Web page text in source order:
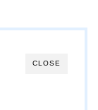
CLOSE